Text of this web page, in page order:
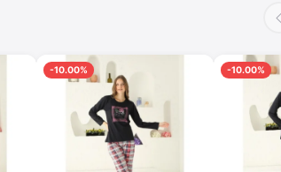
-10.00% -10.00%